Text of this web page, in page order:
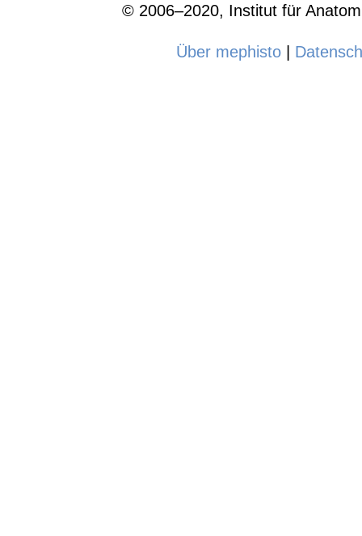
© 2006–2020, Institut für
Über mephisto|